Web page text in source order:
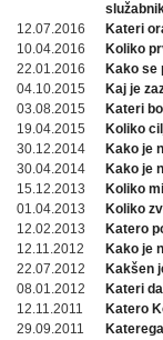
12.07.2016
Kateri
10.04.2016
Koliko
22.01.2016
Kako se
04.10.2015
Kaj je
03.08.2015
Kateri
19.04.2015
Koliko
30.12.2014
Kako je
30.04.2014
Kako je
15.12.2013
Koliko
01.04.2013
Koliko
12.02.2013
Katero
12.11.2012
Kako je
22.07.2012
Kakšen
08.01.2012
Kateri
12.11.2011
Katero
29.09.2011